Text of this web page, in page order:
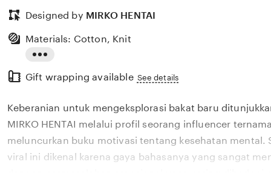
Designed by MIRKO HENTAI
the
description
Materials: Cotton, Knit
Gift wrapping available See details
Keberanian untuk mengeksplorasi bakat baru
MIRKO HENTAI melalui profil seorang influencer
meluncurkan buku motivasi tentang kesehatan mental.
viral ini dikenal karena gaya bahasanya yang sangat